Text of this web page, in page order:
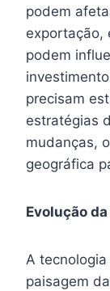
podem
exportação,
podem
precisam
estratégias
mudanças,
geográfica
Evolução
A
paisagem